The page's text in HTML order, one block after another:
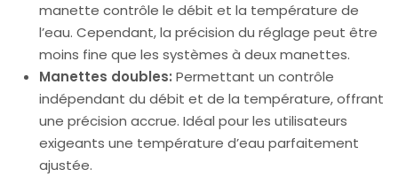
manette contrôle le débit et la température de
l’eau. Cependant, la précision du réglage peut être
moins fine que les systèmes à deux manettes.
Manettes doubles: Permettant un contrôle
indépendant du débit et de la température, offrant
une précision accrue. Idéal pour les utilisateurs
exigeants une température d’eau parfaitement
ajustée.